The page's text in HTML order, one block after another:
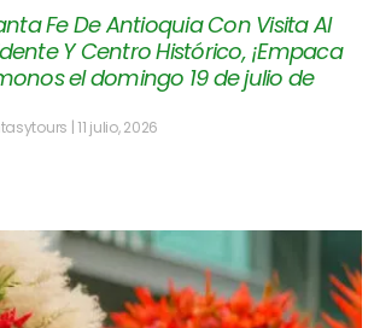
Fe De Antioquia Con Visita Al
Y Centro Histórico, ¡Empaca
el domingo 19 de julio de
11 julio, 2026